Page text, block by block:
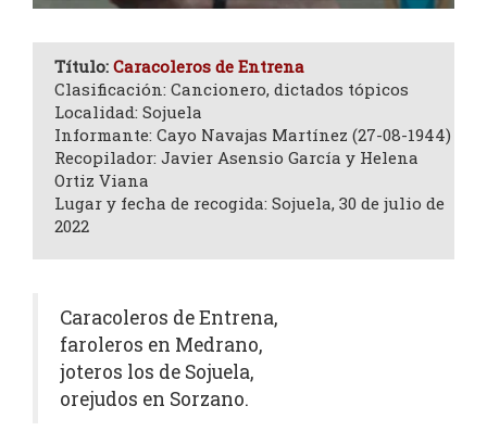
Título: Caracoleros de Entrena
Clasificación: Cancionero, dictados tópicos
Localidad: Sojuela
Informante: Cayo Navajas Martínez (27-08-1944)
Recopilador: Javier Asensio García y Helena
Ortiz Viana
Lugar y fecha de recogida: Sojuela, 30 de julio de
2022
Caracoleros de Entrena,
faroleros en Medrano,
joteros los de Sojuela,
orejudos en Sorzano.